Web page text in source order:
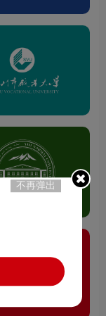
不再弹出